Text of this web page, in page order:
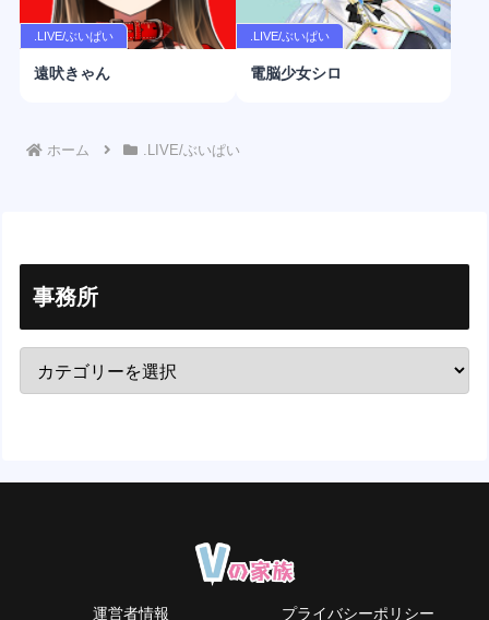
.LIVE/ぶいぱい
遠吠きゃん
.LIVE/ぶいぱい
電脳少女シロ
ホーム .LIVE/ぶいぱい
事務所
運営者情報 プライバシーポリシー